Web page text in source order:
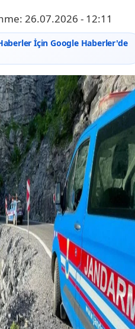
26.07.2026 - 12:11
İçin Google Haberler'de